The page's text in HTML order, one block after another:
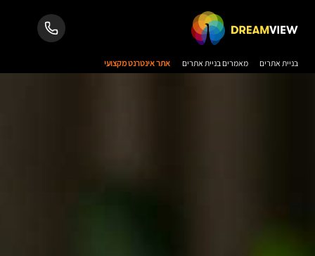
בניית אתרים מאמרים בניית אתרים אתר אינטרנט מקצועי